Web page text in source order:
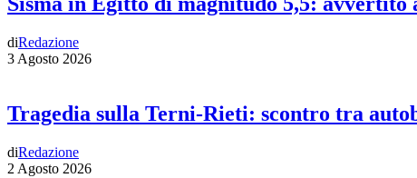
diRedazione
3 Agosto 2026
Tragedia sulla Terni-Rieti: scontro tra
diRedazione
2 Agosto 2026